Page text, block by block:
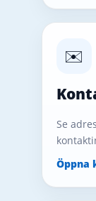
✉️
Se
Öppna